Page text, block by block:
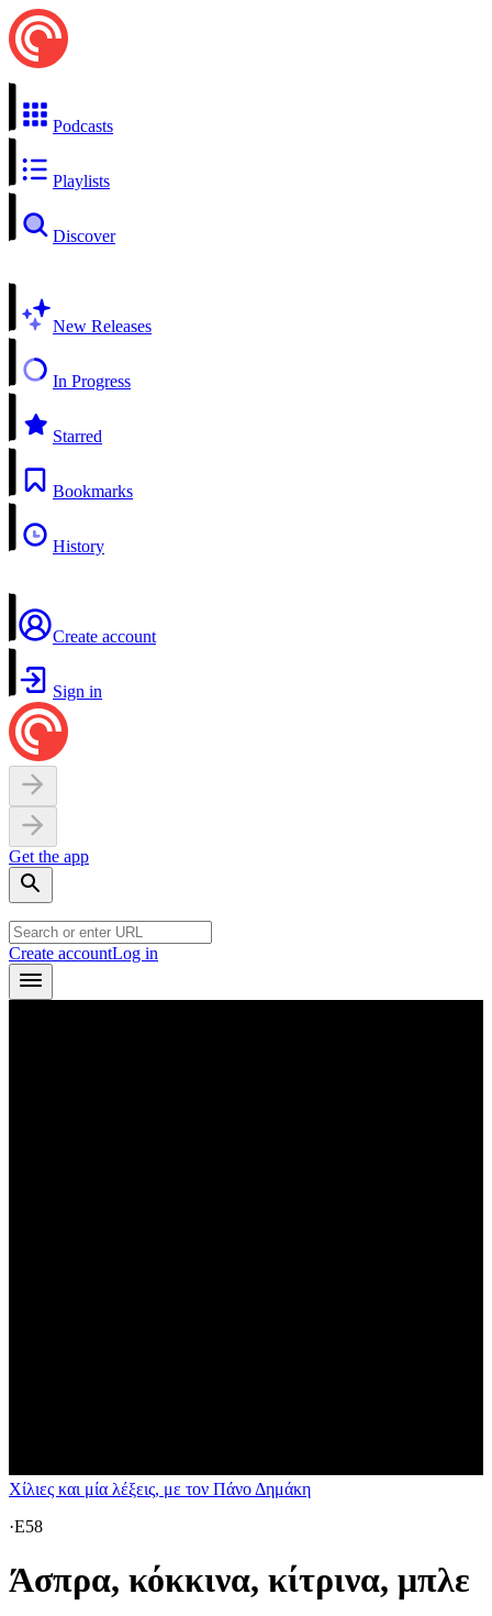
Podcasts
Playlists
Discover
New Releases
In Progress
Starred
Bookmarks
History
Create account
Sign in
Get the app
Create accountLog in
Χίλιες και μία λέξεις, με τον Πάνο Δημάκη
·E58
Άσπρα, κόκκινα, κίτρινα, μπλε